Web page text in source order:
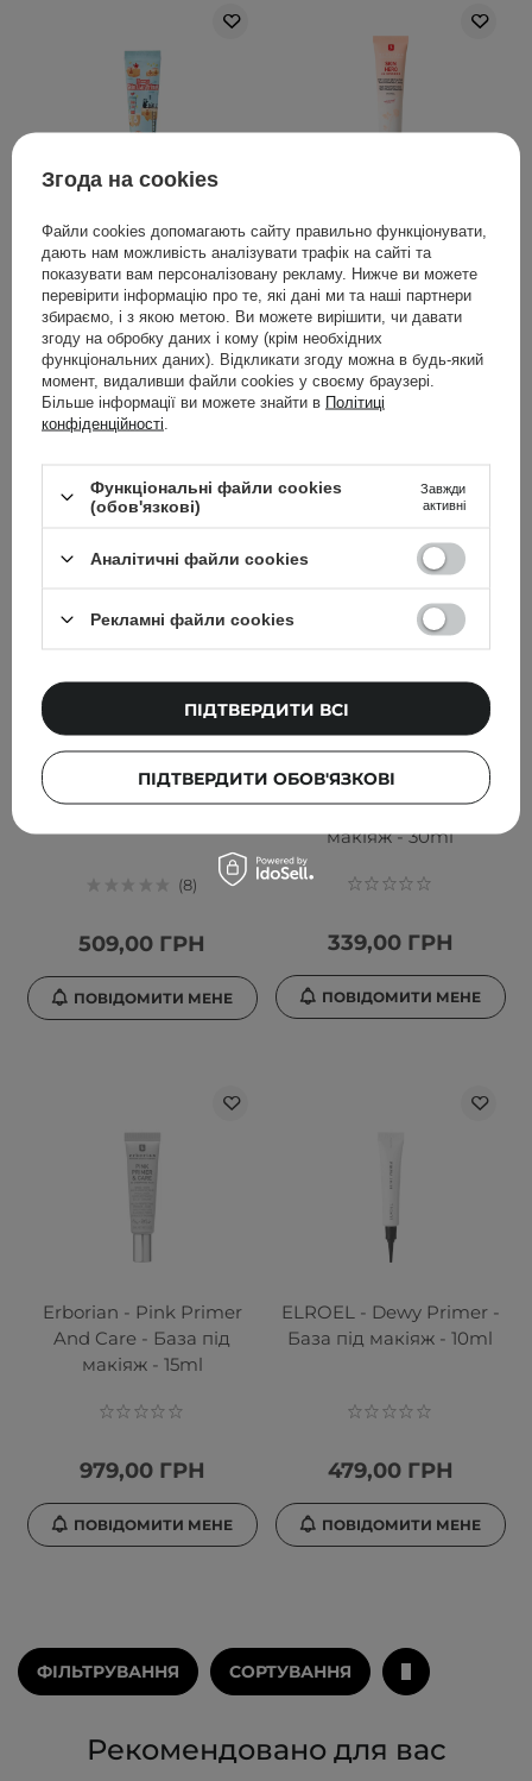
Elizavecca - Skin Liar
Primer - База під макіяж
- 30ml
1
289,00 ГРН
Erborian - Skin Hero -
Тонувальний крем для
обличчя - 40ml
2 099,00 ГРН
Missha - Перламутрова
база під макіяж - M BB
Boomer - 40ml
8
509,00 ГРН
ПОВІДОМИТИ МЕНЕ
Pierre Rene - Make Up
Base Smoothing -
Силіконова база під
макіяж - 30ml
339,00 ГРН
ПОВІДОМИТИ МЕНЕ
Erborian - Pink Primer
And Care - База під
макіяж - 15ml
979,00 ГРН
ПОВІДОМИТИ МЕНЕ
ELROEL - Dewy Primer -
База під макіяж - 10ml
479,00 ГРН
ПОВІДОМИТИ МЕНЕ
ФІЛЬТРУВАННЯ СОРТУВАННЯ
Рекомендовано для вас
Згода на cookies
Файли cookies допомагають сайту правильно функціонувати,
дають нам можливість аналізувати трафік на сайті та
показувати вам персоналізовану рекламу. Нижче ви можете
перевірити інформацію про те, які дані ми та наші партнери
збираємо, і з якою метою. Ви можете вирішити, чи давати
згоду на обробку даних і кому (крім необхідних
функціональних даних). Відкликати згоду можна в будь-який
момент, видаливши файли cookies у своєму браузері.
Більше інформації ви можете знайти в Політиці
конфіденційності
Функціональні файли cookies
(обов'язкові)
Завжди
активні
Аналітичні файли cookies
Рекламні файли cookies
ПІДТВЕРДИТИ ОБОВ'ЯЗКОВІ
ПІДТВЕРДИТИ ВСІ